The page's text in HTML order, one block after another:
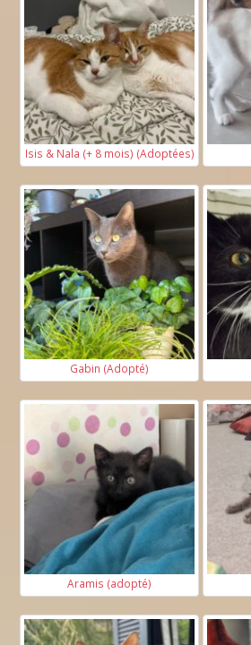
Isis & Nala (+ 8 mois) (Adoptées)
Gabin (Adopté)
Aramis (adopté)